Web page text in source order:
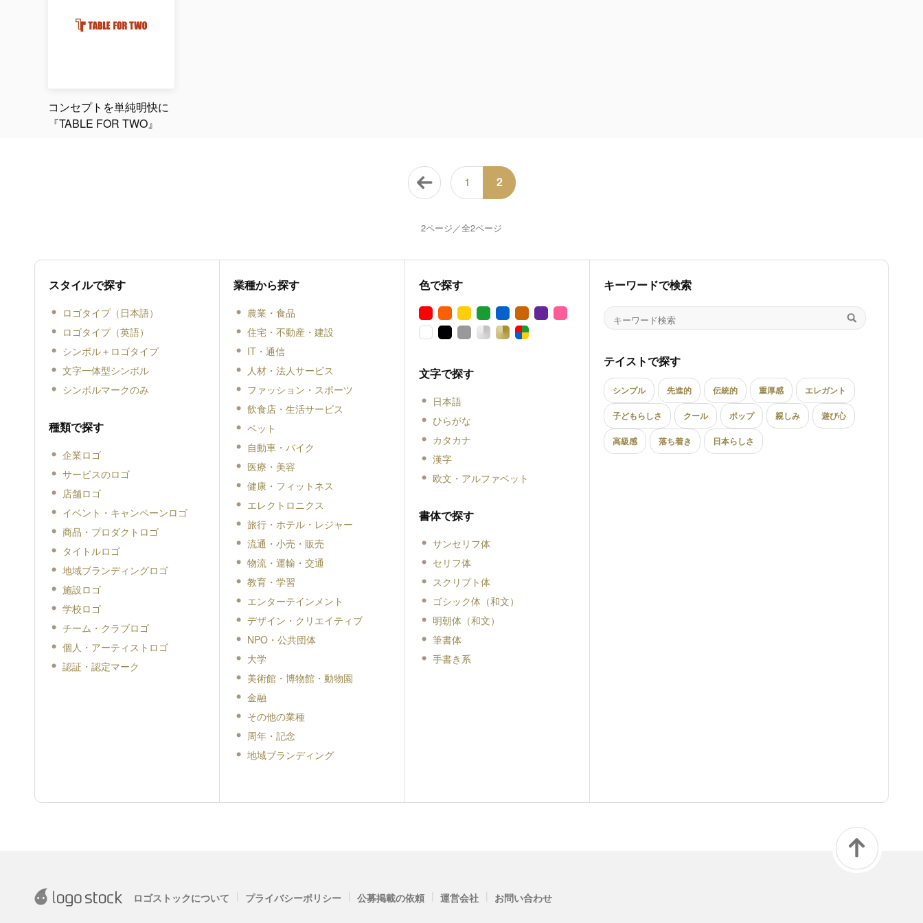
コンセプトを単純明快に
『TABLE FOR TWO』
1 2
2ページ／全2ページ
スタイルで探す
ロゴタイプ（日本語）
ロゴタイプ（英語）
シンボル＋ロゴタイプ
文字一体型シンボル
シンボルマークのみ
種類で探す
企業ロゴ
サービスのロゴ
店舗ロゴ
イベント・キャンペーンロゴ
商品・プロダクトロゴ
タイトルロゴ
地域ブランディングロゴ
施設ロゴ
学校ロゴ
チーム・クラブロゴ
個人・アーティストロゴ
認証・認定マーク
業種から探す
農業・食品
住宅・不動産・建設
IT・通信
人材・法人サービス
ファッション・スポーツ
飲食店・生活サービス
ペット
自動車・バイク
医療・美容
健康・フィットネス
エレクトロニクス
旅行・ホテル・レジャー
流通・小売・販売
物流・運輸・交通
教育・学習
エンターテインメント
デザイン・クリエイティブ
NPO・公共団体
大学
美術館・博物館・動物園
金融
その他の業種
周年・記念
地域ブランディング
色で探す
文字で探す
日本語
ひらがな
カタカナ
漢字
欧文・アルファベット
書体で探す
サンセリフ体
セリフ体
スクリプト体
ゴシック体（和文）
明朝体（和文）
筆書体
手書き系
キーワードで検索
テイストで探す
シンプル 先進的 伝統的 重厚感 エレガント
子どもらしさ クール ポップ 親しみ 遊び心
高級感 落ち着き 日本らしさ
ロゴストックについて | プライバシーポリシー | 公募掲載の依頼 | 運営会社 | お問い合わせ